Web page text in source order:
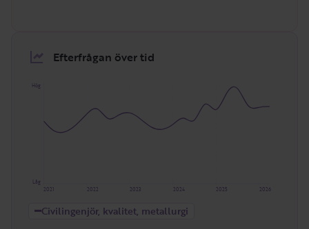
Efterfrågan över tid
Hög
Låg
2026
2025
2024
2023
2022
2021
Civilingenjör, kvalitet, metallurgi